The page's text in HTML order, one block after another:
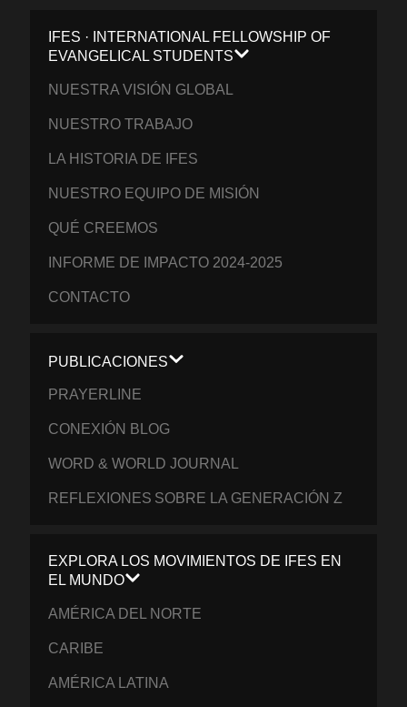
IFES · INTERNATIONAL FELLOWSHIP OF
EVANGELICAL STUDENTS
NUESTRA VISIÓN GLOBAL
NUESTRO TRABAJO
LA HISTORIA DE IFES
NUESTRO EQUIPO DE MISIÓN
QUÉ CREEMOS
INFORME DE IMPACTO 2024-2025
CONTACTO
PUBLICACIONES
PRAYERLINE
CONEXIÓN BLOG
WORD & WORLD JOURNAL
REFLEXIONES SOBRE LA GENERACIÓN Z
EXPLORA LOS MOVIMIENTOS DE IFES EN
EL MUNDO
AMÉRICA DEL NORTE
CARIBE
AMÉRICA LATINA